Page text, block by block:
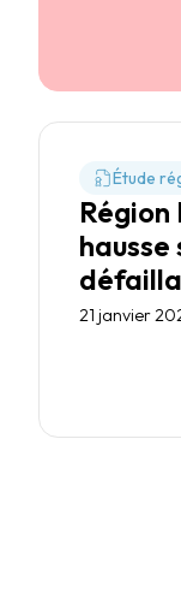
Étude
hausse
21 janvier